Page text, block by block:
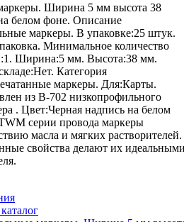
Ширина 5 мм высота 38
белом фоне. Описание
маркеры. В упаковке:25 штук.
Минимальное количество
Ширина:5 мм. Высота:38 мм.
Категория
маркеры. Для:Карты.
из B-702 низкопрофильного
. Цвет:Черная надпись на белом
серии провода маркеры
масла и мягких растворителей.
свойства делают их